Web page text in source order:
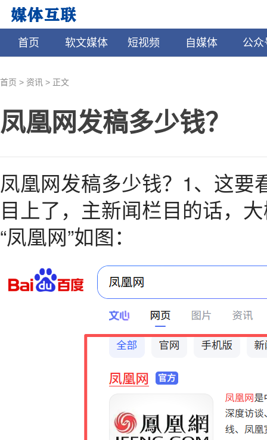
首页 软文媒体 短视频 自媒体 公众
首页 > 资讯 > 正文
凤凰网发稿多少钱？
凤凰网发稿多少钱？1、这要
目上了，主新闻栏目的话，
“凤凰网”如图：